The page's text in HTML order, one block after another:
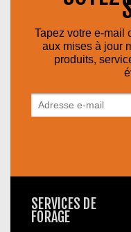
Tapez votre e-mail
aux mises à jour
produits,
SERVICES DE
FORAGE